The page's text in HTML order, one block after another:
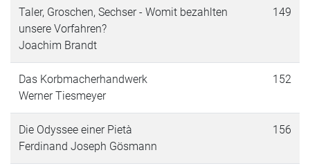
Taler, Groschen, Sechser - Womit bezahlten
unsere Vorfahren?
Joachim Brandt
149
Das Korbmacherhandwerk
Werner Tiesmeyer
152
Die Odyssee einer Pietà
Ferdinand Joseph Gösmann
156